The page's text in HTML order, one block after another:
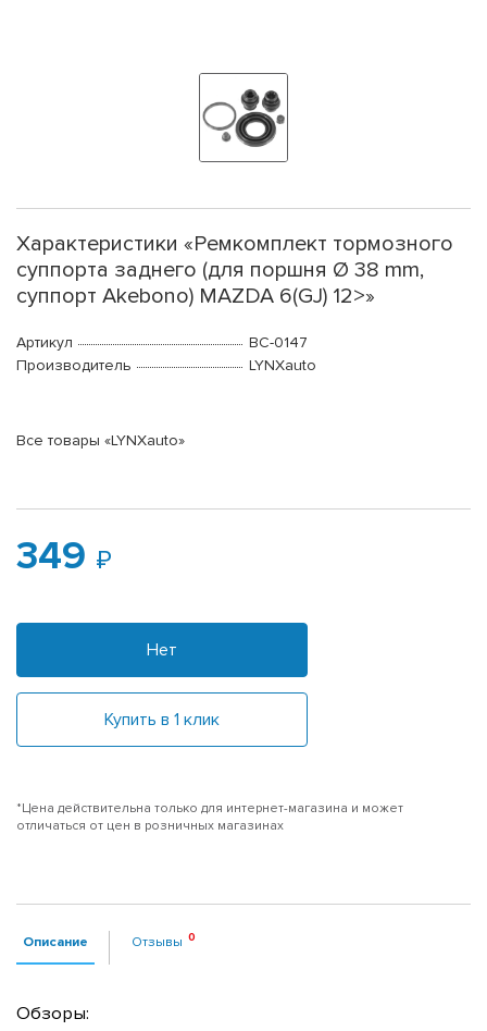
Характеристики «Ремкомплект тормозного
суппорта заднего (для поршня Ø 38 mm,
суппорт Akebono) MAZDA 6(GJ) 12>»
Артикул
BC-0147
Производитель
LYNXauto
Все товары «LYNXauto»
349
Нет
Купить в 1 клик
*Цена действительна только для интернет-магазина и может
отличаться от цен в розничных магазинах
Описание Отзывы
Обзоры: